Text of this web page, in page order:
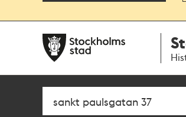
navigationen
huvudinnehållet
Sök